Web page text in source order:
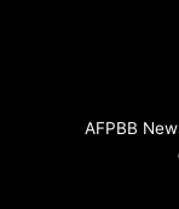
AFPBB